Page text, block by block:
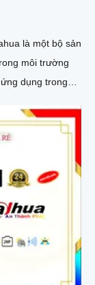
là một bộ sản
môi trường